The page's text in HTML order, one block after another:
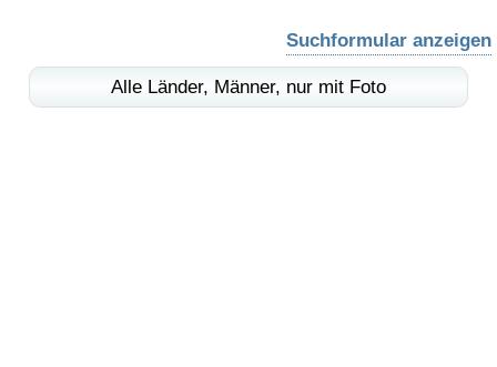
Suchformular anzeigen
Alle Länder, Männer, nur mit Foto